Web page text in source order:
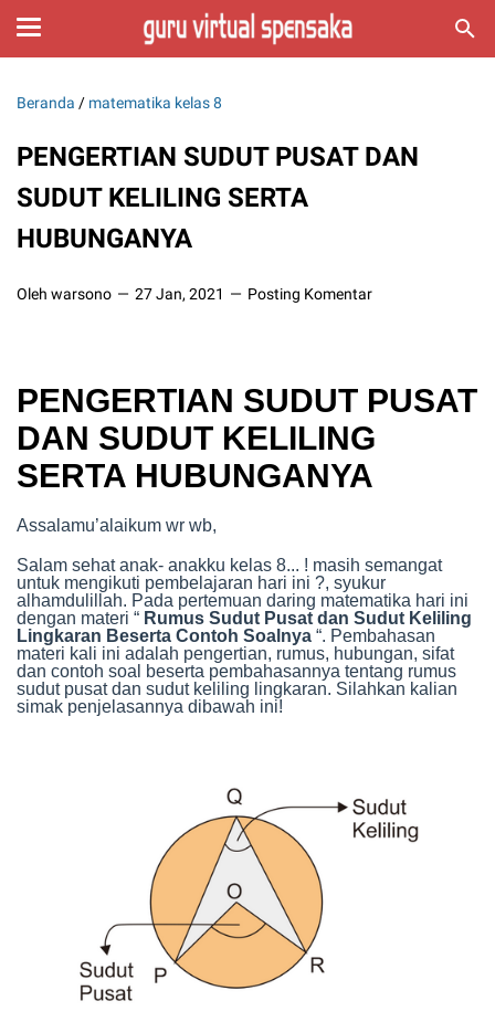
Beranda / matematika kelas 8
PENGERTIAN SUDUT PUSAT DAN
SUDUT KELILING SERTA
HUBUNGANYA
Oleh warsono 27 Jan, 2021 Posting Komentar
PENGERTIAN SUDUT PUSAT
DAN SUDUT KELILING
SERTA HUBUNGANYA
Assalamu’alaikum wr wb,
Salam sehat anak- anakku kelas 8... ! masih semangat
untuk mengikuti pembelajaran hari ini ?, syukur
alhamdulillah. Pada pertemuan daring matematika hari ini
dengan materi “ Rumus Sudut Pusat dan Sudut Keliling
Lingkaran Beserta Contoh Soalnya “. Pembahasan
materi kali ini adalah pengertian, rumus, hubungan, sifat
dan contoh soal beserta pembahasannya tentang rumus
sudut pusat dan sudut keliling lingkaran. Silahkan kalian
simak penjelasannya dibawah ini!